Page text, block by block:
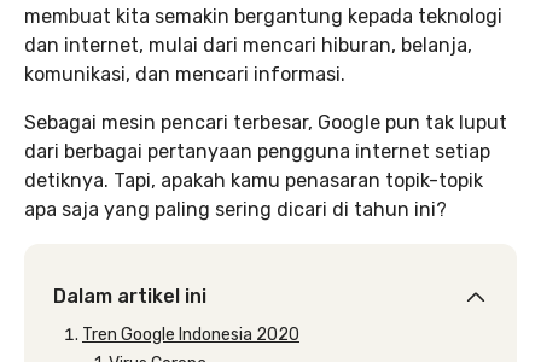
membuat kita semakin bergantung kepada teknologi
dan internet, mulai dari mencari hiburan, belanja,
komunikasi, dan mencari informasi.
Sebagai mesin pencari terbesar, Google pun tak luput
dari berbagai pertanyaan pengguna internet setiap
detiknya. Tapi, apakah kamu penasaran topik-topik
apa saja yang paling sering dicari di tahun ini?
Dalam artikel ini
Tren Google Indonesia 2020